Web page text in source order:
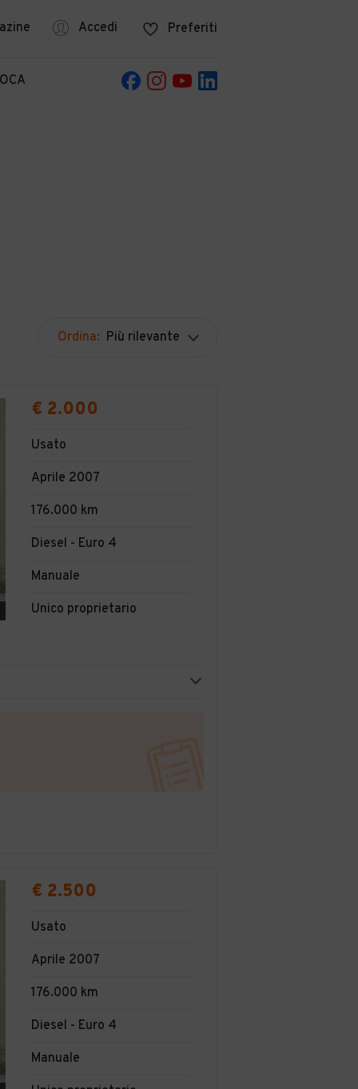
Accedi Preferiti
Ordina: Più rilevante
€ 2.000
Usato
Aprile 2007
176.000 km
Diesel - Euro 4
Manuale
Unico proprietario
€ 2.500
Usato
Aprile 2007
176.000 km
Diesel - Euro 4
Manuale